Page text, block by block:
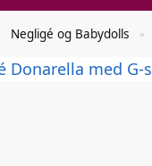
Negligé og Babydolls »